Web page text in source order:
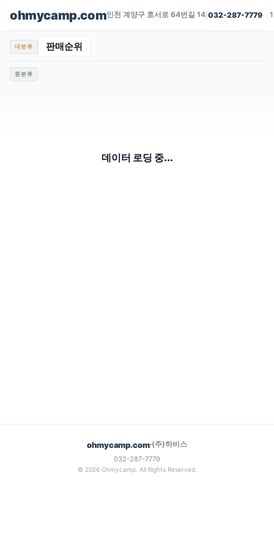
ohmycamp.com인천 계양구 효서로 64번길 14 |032-287-7779
대분류 판매순위
중분류
데이터 로딩 중...
ohmycamp.com (주)하비스
032-287-7779
© 2026 Ohmycamp. All Rights Reserved.